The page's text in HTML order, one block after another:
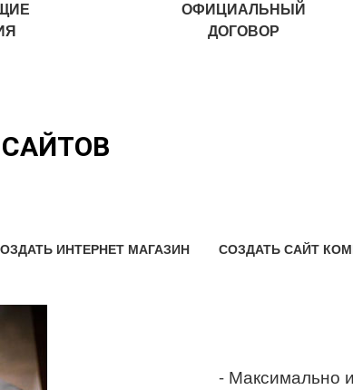
ОФИЦИАЛЬНЫЙ
ДОГОВОР
ИНТЕРНЕТ МАГАЗИН СОЗДАТЬ САЙТ
- Максимально